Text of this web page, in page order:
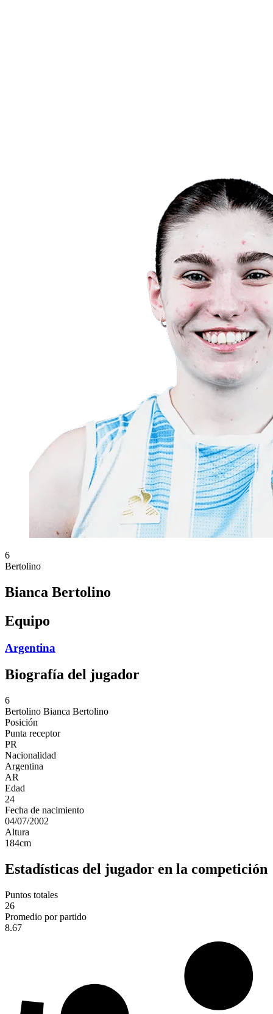
6
Bertolino
Bianca Bertolino
Equipo
Argentina
Biografía del jugador
6
Bertolino Bianca Bertolino
Posición
Punta receptor
PR
Nacionalidad
Argentina
AR
Edad
24
Fecha de nacimiento
04/07/2002
Altura
184cm
Estadísticas del jugador en la competición
Puntos totales
26
Promedio por partido
8.67